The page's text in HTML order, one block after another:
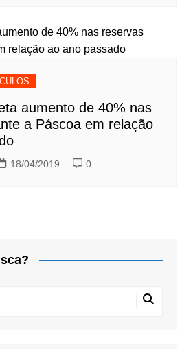
aumento de 40% nas
a Páscoa em relação
18/04/2019 0